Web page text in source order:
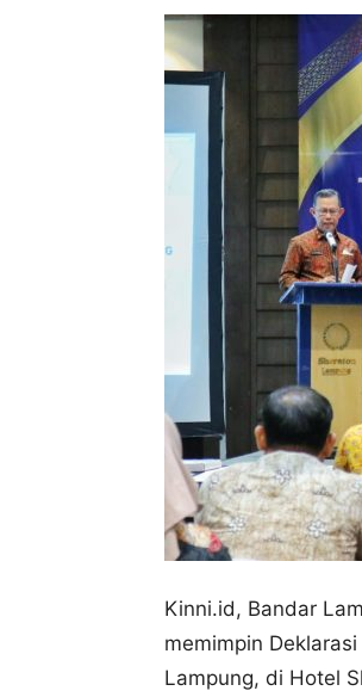
Kinni.id, Bandar
memimpin
Lampung, di Hotel